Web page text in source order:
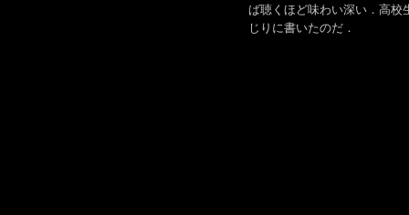
ば聴くほど味わい深い．高校
じりに書いたのだ．